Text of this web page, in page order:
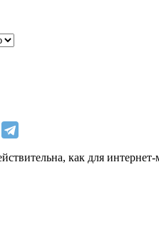
как для